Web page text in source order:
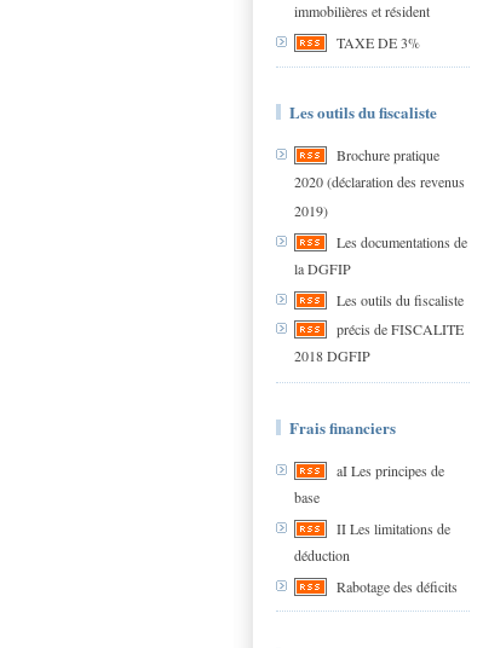
immobilières et résident
TAXE DE 3%
Les outils du fiscaliste
Brochure pratique
2020 (déclaration des revenus
2019)
Les documentations de
la DGFIP
Les outils du fiscaliste
précis de FISCALITE
2018 DGFIP
Frais financiers
aI Les principes de
base
II Les limitations de
déduction
Rabotage des déficits